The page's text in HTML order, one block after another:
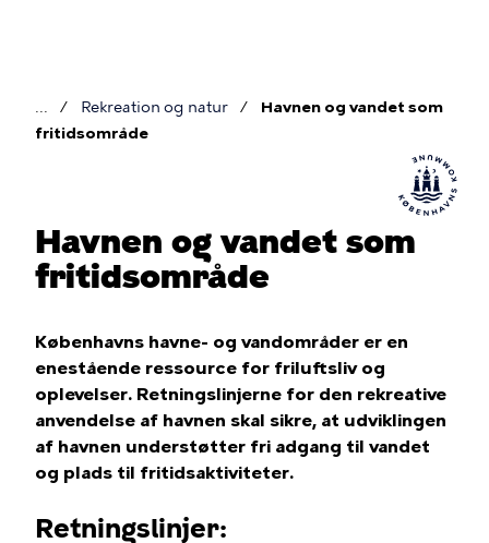
Brødkrumme
Rekreation og natur
Havnen og vandet som
fritidsområde
Havnen og vandet som
fritidsområde
Københavns havne- og vandområder er en
enestående ressource for friluftsliv og
oplevelser. Retningslinjerne for den rekreative
anvendelse af havnen skal sikre, at udviklingen
af havnen understøtter fri adgang til vandet
og plads til fritidsaktiviteter.
Retningslinjer: